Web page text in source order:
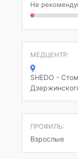
Не
МЕДЦЕНТР:
SHEDO -
ПРОФИЛЬ:
Взрослые